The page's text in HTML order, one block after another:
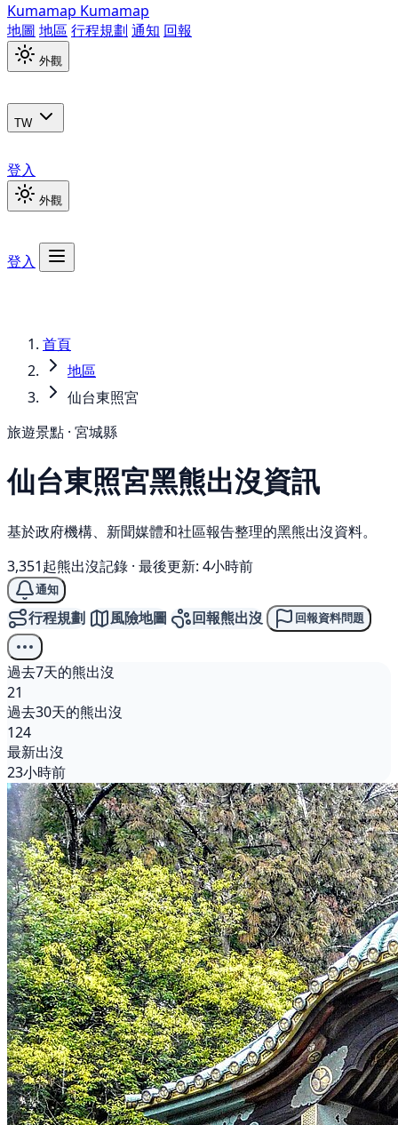
Kumamap Kumamap
地圖 地區 行程規劃 通知 回報
外觀
TW
登入
外觀
登入
首頁
地區
仙台東照宮
旅遊景點 · 宮城縣
仙台東照宮黑熊出沒資訊
基於政府機構、新聞媒體和社區報告整理的黑熊出沒資料。
3,351起熊出沒記錄 · 最後更新: 4小時前
通知
行程規劃 風險地圖 回報熊出沒 回報資料問題
過去7天的熊出沒
21
過去30天的熊出沒
124
最新出沒
23小時前